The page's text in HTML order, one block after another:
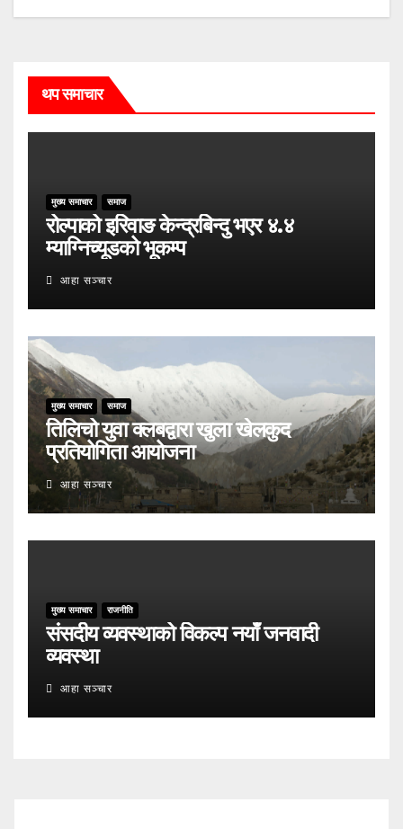
थप समाचार
मुख्य समाचार समाज
रोल्पाको इरिवाङ केन्द्रबिन्दु भएर ४.४
म्याग्निच्यूडको भूकम्प
आहा सञ्चार
मुख्य समाचार समाज
तिलिचो युवा क्लबद्वारा खुला खेलकुद
प्रतियोगिता आयोजना
आहा सञ्चार
मुख्य समाचार राजनीति
संसदीय व्यवस्थाको विकल्प नयाँ जनवादी
व्यवस्था
आहा सञ्चार